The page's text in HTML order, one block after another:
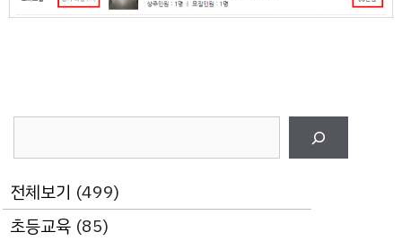
전체보기 (499)
초등교육 (85)